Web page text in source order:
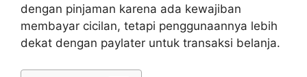
dengan pinjaman karena ada kewajiban
membayar cicilan, tetapi penggunaannya lebih
dekat dengan paylater untuk transaksi belanja.